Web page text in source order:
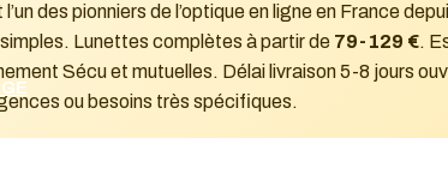
des pionniers de l’optique en ligne en France
Lunettes complètes à partir de 79-129 €.
Sécu et mutuelles. Délai livraison 5-8 jours
ou besoins très spécifiques.